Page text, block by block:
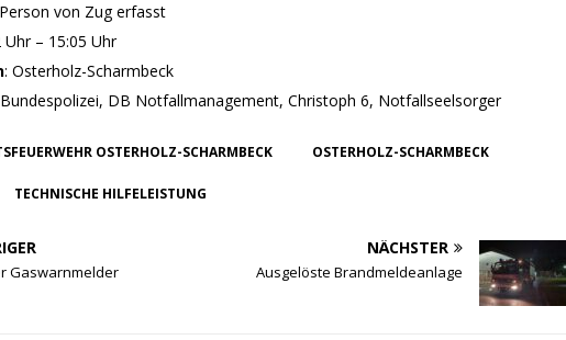
Person von Zug erfasst
Uhr – 15:05 Uhr
: Osterholz-Scharmbeck
DB Notfallmanagement, Christoph 6, Notfallseelsorger
OSTERHOLZ-SCHARMBECK OSTERHOLZ-SCHARMBECK
TECHNISCHE HILFELEISTUNG
Gaswarnmelder
NÄCHSTER
Ausgelöste Brandmeldeanlage